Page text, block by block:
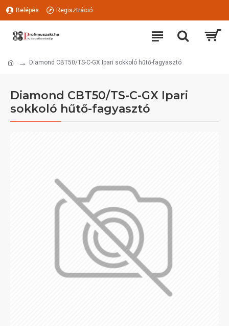
Belépés Regisztráció
Diamond CBT50/TS-C-GX Ipari sokkoló hűtő-fagyasztó
Diamond CBT50/TS-C-GX Ipari
sokkoló hűtő-fagyasztó